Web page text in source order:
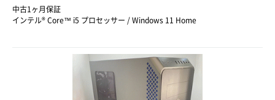
中古1ヶ月保証
インテル® Core™ i5 プロセッサー / Windows 11 Home